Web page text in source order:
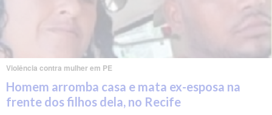
Violência contra mulher em PE
Homem arromba casa e mata ex-esposa na
frente dos filhos dela, no Recife